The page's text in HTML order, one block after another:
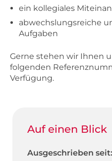
ein kollegiales
abwechslungsreiche
Aufgaben
Gerne stehen wir Ihnen
folgenden
Verfügung.
Auf einen Blick
Ausgeschrieben seit: